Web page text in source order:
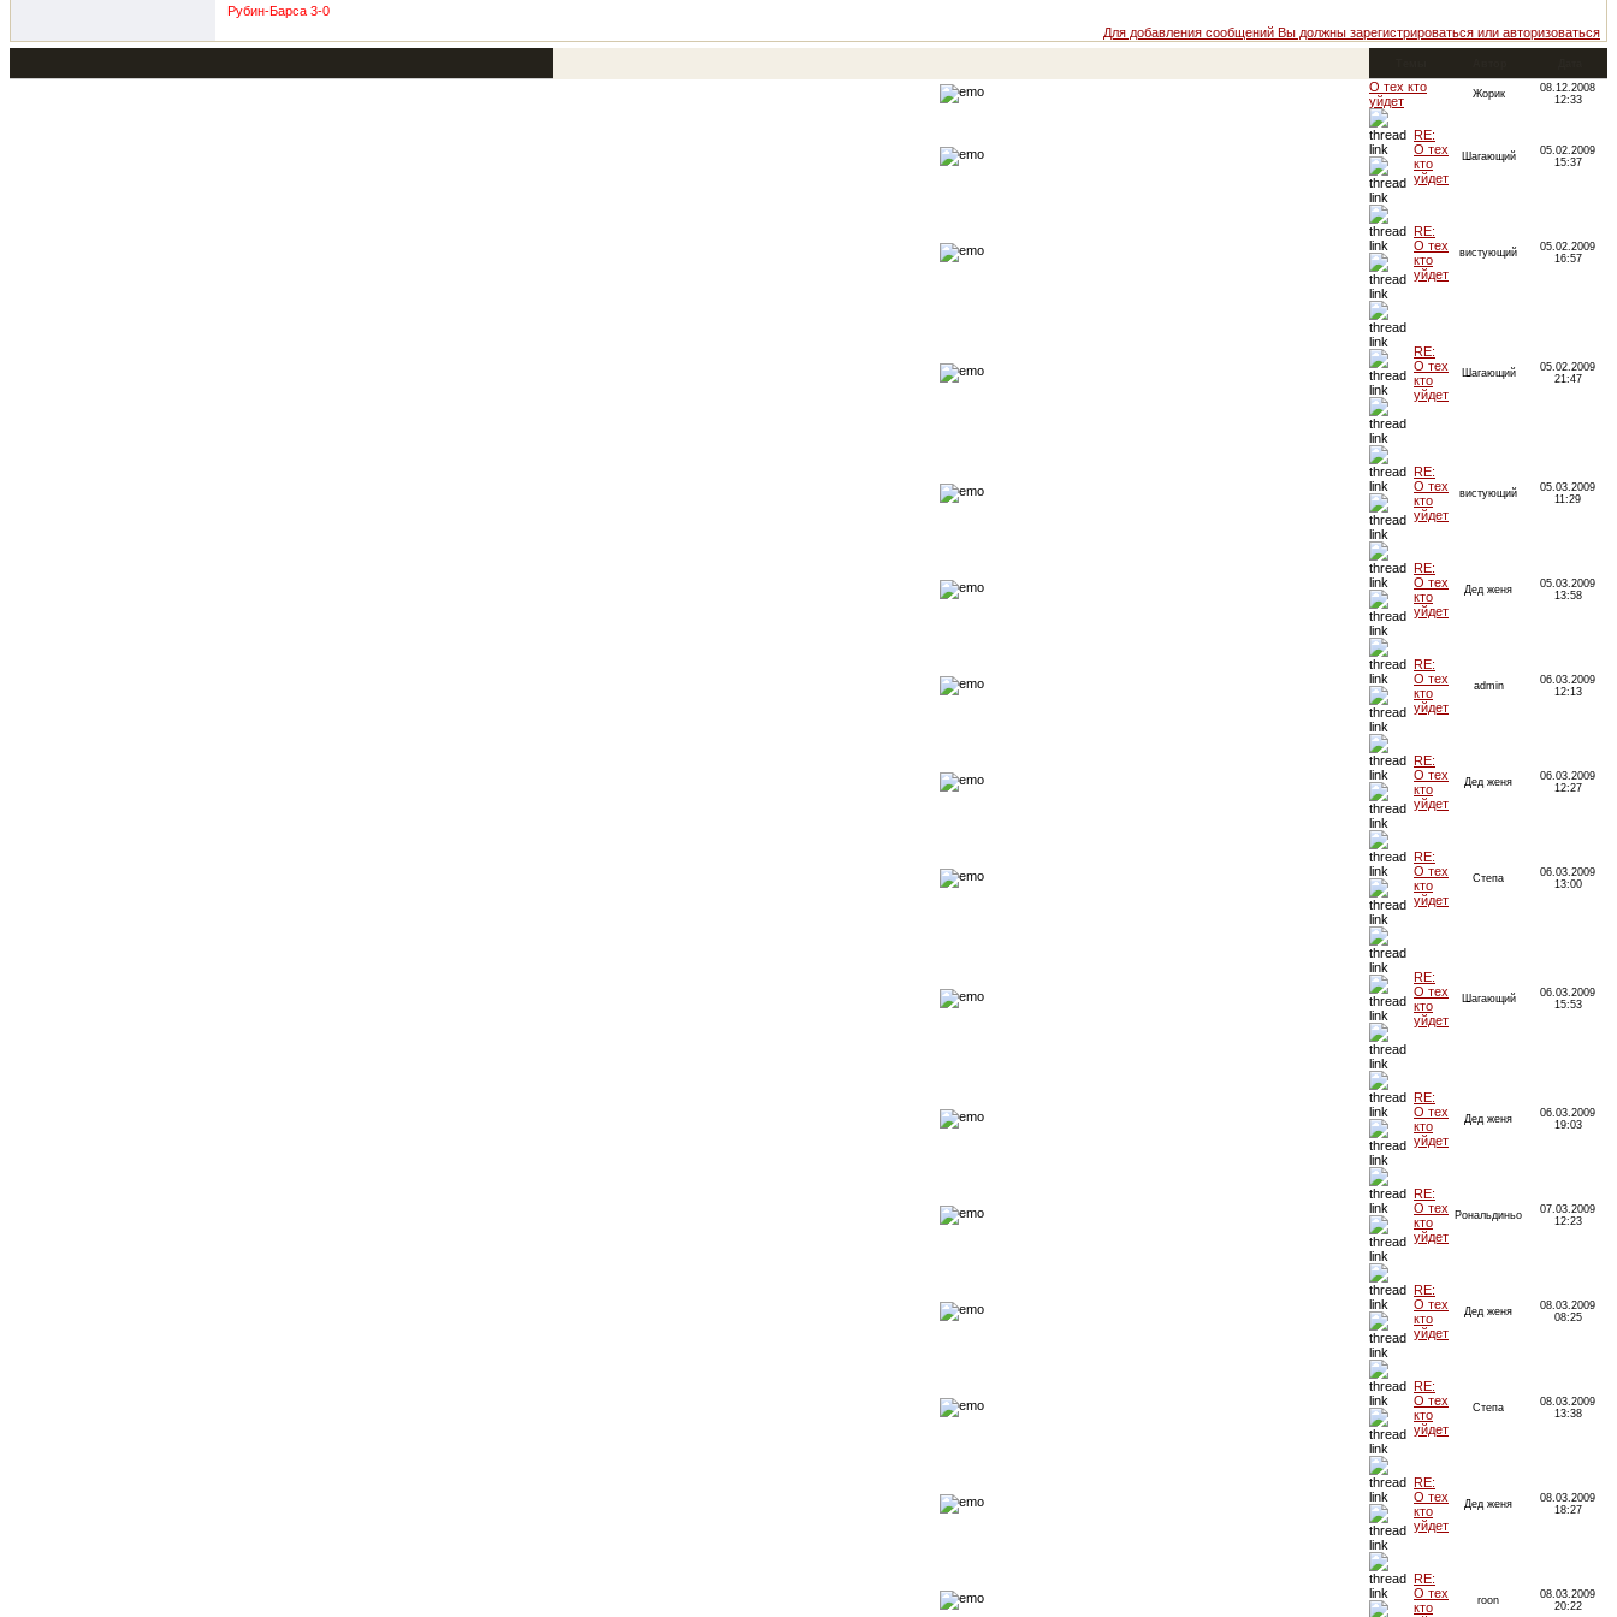
Рубин-Барса 3-0
Для добавления сообщений Вы должны зарегистрироваться или авторизоваться
О тех кто
уйдет
Жорик
08.12.2008
12:33
RE:
О тех
кто
уйдет
Шагающий
05.02.2009
15:37
RE:
О тех
кто
уйдет
вистующий
05.02.2009
16:57
RE:
О тех
кто
уйдет
Шагающий
05.02.2009
21:47
RE:
О тех
кто
уйдет
вистующий
05.03.2009
11:29
RE:
О тех
кто
уйдет
Дед женя
05.03.2009
13:58
RE:
О тех
кто
уйдет
admin
06.03.2009
12:13
RE:
О тех
кто
уйдет
Дед женя
06.03.2009
12:27
RE:
О тех
кто
уйдет
Степа
06.03.2009
13:00
RE:
О тех
кто
уйдет
Шагающий
06.03.2009
15:53
RE:
О тех
кто
уйдет
Дед женя
06.03.2009
19:03
RE:
О тех
кто
уйдет
Рональдиньо
07.03.2009
12:23
RE:
О тех
кто
уйдет
Дед женя
08.03.2009
08:25
RE:
О тех
кто
уйдет
Степа
08.03.2009
13:38
RE:
О тех
кто
уйдет
Дед женя
08.03.2009
18:27
RE:
О тех
кто
roon
08.03.2009
20:22